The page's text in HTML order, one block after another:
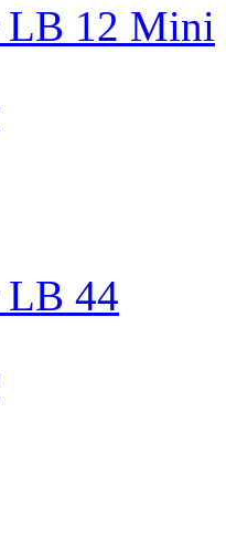
LB 12 Mini
LB 44